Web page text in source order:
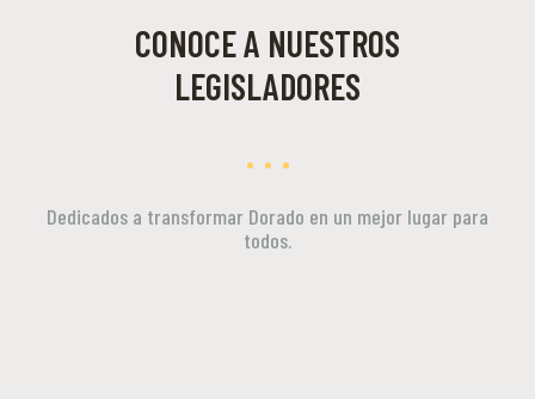
CONOCE A NUESTROS
LEGISLADORES
Dedicados a transformar Dorado en un mejor lugar para
todos.